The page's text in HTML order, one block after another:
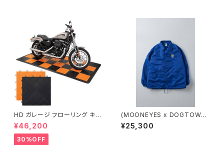
HD ガレージ フローリング キッ
ト
¥46,200
30%OFF
(MOONEYES x DOGTOWN
x BLUCO) BLUE コーチジャケ
ット
¥25,300